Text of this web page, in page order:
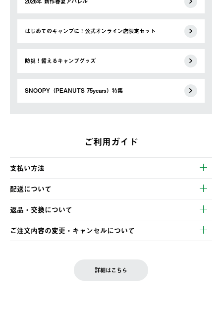
はじめてのキャンプに！公式オンライン店限定セット
防災！備えるキャンプグッズ
SNOOPY（PEANUTS 75years）特集
ご利用ガイド
支払い方法
以下のいずれかの方法でお支払いいただけます。
・クレジットカード決済
・コンビニ決済
・Pay-easy決済
配送について
【発送スケジュール】
ご注文・ご入金完了より2営業日以内に商品を発送いたします。
土日祝の発送はございませんので、木曜日以降のご注文は週明け
の発送となる場合がございます。
返品・交換について
※お客様都合の場合
お客様都合の返品にかかる送料は、お客様ご負担とさせていただ
ご注文内容の変更・キャンセルについて
LOGOS FAMILY会員の方は、会員マイページ内 購入履歴画面に
詳細はこちら